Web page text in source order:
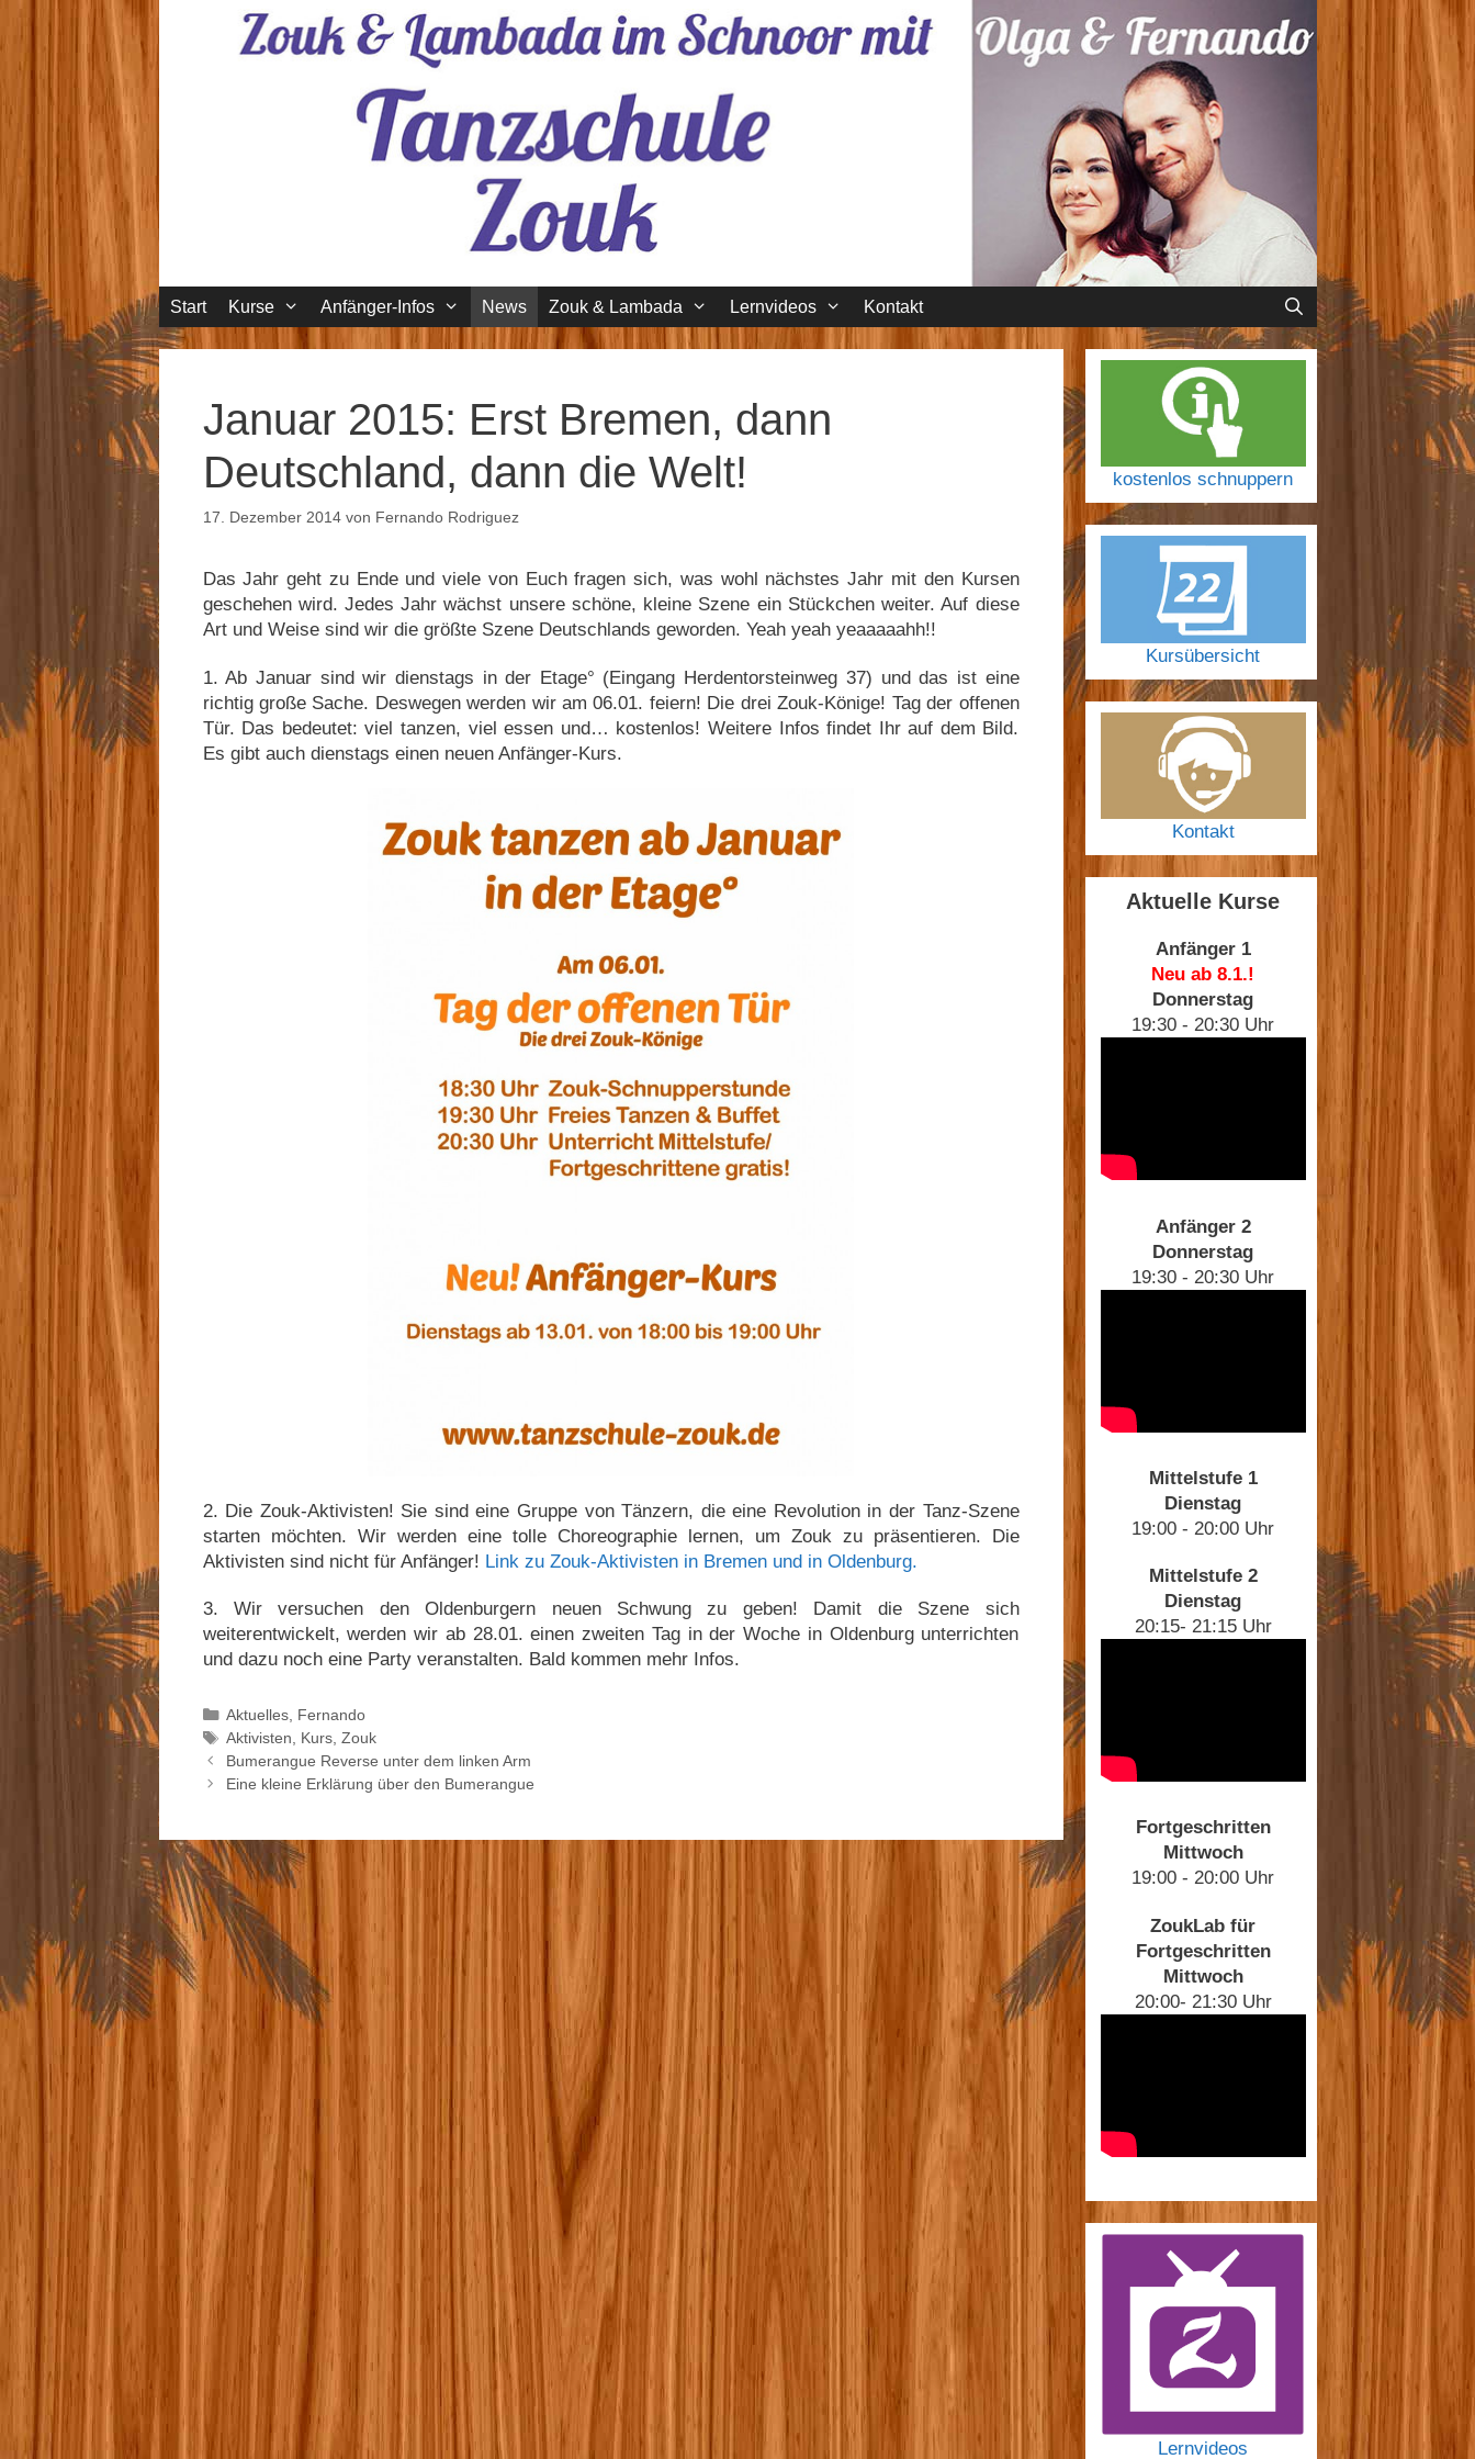
Zum
Start Kurse Anfänger-Infos News Zouk & Lambada Lernvideos Kontakt
Januar 2015: Erst Bremen, dann
Deutschland, dann die Welt!
17. Dezember 2014 von Fernando Rodriguez
Das Jahr geht zu Ende und viele von Euch fragen sich, was wohl nächstes Jahr mit den Kursen
geschehen wird. Jedes Jahr wächst unsere schöne, kleine Szene ein Stückchen weiter. Auf diese
Art und Weise sind wir die größte Szene Deutschlands geworden. Yeah yeah yeaaaaahh!!
1. Ab Januar sind wir dienstags in der Etage° (Eingang Herdentorsteinweg 37) und das ist eine
richtig große Sache. Deswegen werden wir am 06.01. feiern! Die drei Zouk-Könige! Tag der offenen
Tür. Das bedeutet: viel tanzen, viel essen und… kostenlos! Weitere Infos findet Ihr auf dem Bild.
Es gibt auch dienstags einen neuen Anfänger-Kurs.
2. Die Zouk-Aktivisten! Sie sind eine Gruppe von Tänzern, die eine Revolution in der Tanz-Szene
starten möchten. Wir werden eine tolle Choreographie lernen, um Zouk zu präsentieren. Die
Aktivisten sind nicht für Anfänger! Link zu Zouk-Aktivisten in Bremen und in Oldenburg.
3. Wir versuchen den Oldenburgern neuen Schwung zu geben! Damit die Szene sich
weiterentwickelt, werden wir ab 28.01. einen zweiten Tag in der Woche in Oldenburg unterrichten
und dazu noch eine Party veranstalten. Bald kommen mehr Infos.
Kategorien
Aktuelles, Fernando
Schlagwörter
Aktivisten, Kurs,Zouk
Bumerangue Reverse unter dem linken Arm
Eine kleine Erklärung über den Bumerangue
kostenlos schnuppern
Kursübersicht
Kontakt
Aktuelle Kurse
Anfänger 1
Neu ab 8.1.!
Donnerstag
19:30 - 20:30 Uhr
Anfänger 2
Donnerstag
19:30 - 20:30 Uhr
Mittelstufe 1
Dienstag
19:00 - 20:00 Uhr
Mittelstufe 2
Dienstag
20:15- 21:15 Uhr
Fortgeschritten
Mittwoch
19:00 - 20:00 Uhr
ZoukLab für
Fortgeschritten
Mittwoch
20:00- 21:30 Uhr
Lernvideos